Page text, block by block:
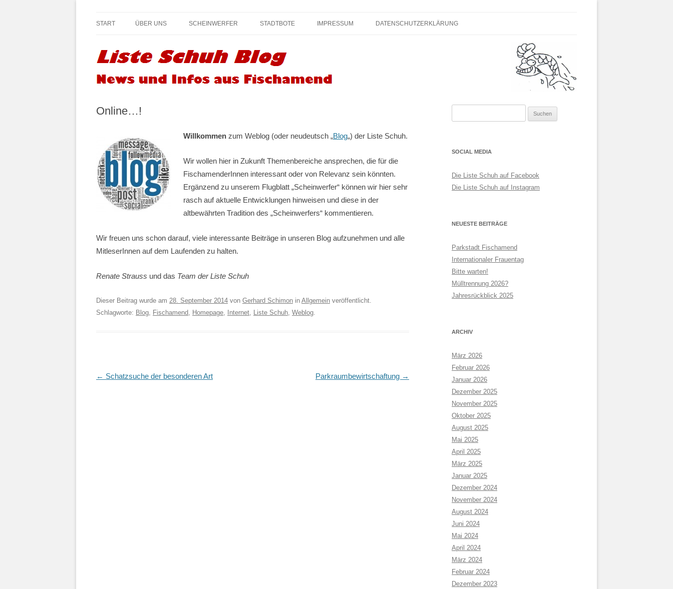
Liste Schuh Blog – KPÖ Fischamend – Kommunisten und Parteilose
Inhalt
START ÜBER UNS SCHEINWERFER STADTBOTE IMPRESSUM DATENSCHUTZERKLÄRUNG
Online…!
Willkommen zum Weblog (oder neudeutsch „Blog„) der Liste Schuh.
Wir wollen hier in Zukunft Themenbereiche ansprechen, die für die
FischamenderInnen interessant oder von Relevanz sein könnten.
Ergänzend zu unserem Flugblatt „Scheinwerfer“ können wir hier sehr
rasch auf aktuelle Entwicklungen hinweisen und diese in der
altbewährten Tradition des „Scheinwerfers“ kommentieren.
Wir freuen uns schon darauf, viele interessante Beiträge in unseren Blog aufzunehmen und alle
MitleserInnen auf dem Laufenden zu halten.
Renate Strauss und das Team der Liste Schuh
Dieser Beitrag wurde am 28. September 2014 von Gerhard Schimon in Allgemein veröffentlicht.
Schlagworte: Blog, Fischamend, Homepage, Internet, Liste Schuh, Weblog.
Artikel-
← Schatzsuche der besonderen Art Parkraumbewirtschaftung →
nach:
SOCIAL MEDIA
Die Liste Schuh auf Facebook
Die Liste Schuh auf Instagram
NEUESTE BEITRÄGE
Parkstadt Fischamend
Internationaler Frauentag
Bitte warten!
Mülltrennung 2026?
Jahresrückblick 2025
ARCHIV
März 2026
Februar 2026
Januar 2026
Dezember 2025
November 2025
Oktober 2025
August 2025
Mai 2025
April 2025
März 2025
Januar 2025
Dezember 2024
November 2024
August 2024
Juni 2024
Mai 2024
April 2024
März 2024
Februar 2024
Dezember 2023